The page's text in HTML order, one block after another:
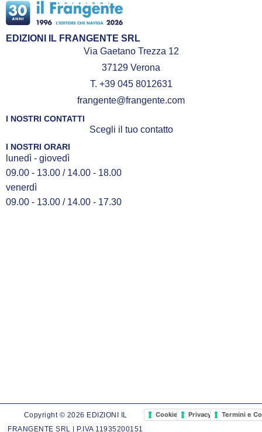
EDIZIONI IL FRANGENTE SRL
Via Gaetano Trezza 12
37129 Verona
T. +39 045 8012631
frangente@frangente.com
I NOSTRI CONTATTI
Scegli il tuo contatto
I NOSTRI ORARI
lunedì - giovedì
09.00 - 13.00 / 14.00 - 18.00
venerdì
09.00 - 13.00 / 14.00 - 17.30
Copyright © 2026 EDIZIONI IL
FRANGENTE SRL | P.IVA 11935200151
Cookie PolicyPrivacy PolicyTermini e